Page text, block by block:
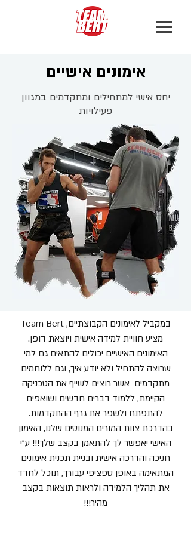
אימונים אישיים
יחס אישי למתחילים ומתקדמים במגוון
פעילויות
במקביל לאימונים הקבוצתיים, Team Bert
מציע חוויית למידה אישית ויוצאת דופן.
האימונים האישיים יכולים להתאים גם למי
שרוצה להתחיל ולא יודע איך, וגם ללוחמים
מתקדמים אשר רוצים לשייף את הטכניקה
הקיימת, ללמוד דברים חדשים ושואפים
להתפתח ולשפר את גרף ההתקדמות.
בהדרכת צוות המורים המנוסים שלנו, האימון
האישי יאפשר לך להתאמן בקצב שלך!!! ע"י
חניכה והדרכה אישית ובניית תכנית אימונים
המתאימה באופן ספציפי עבורך, תוכל לחדד
את תהליך הלמידה ולראות תוצאות בקצב
מהיר!!!